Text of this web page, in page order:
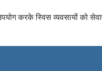
करके स्विस व्यवसायों को